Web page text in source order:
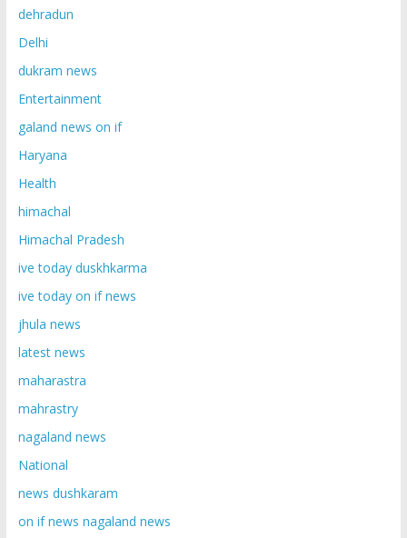
dehradun
Delhi
dukram news
Entertainment
galand news on if
Haryana
Health
himachal
Himachal Pradesh
ive today duskhkarma
ive today on if news
jhula news
latest news
maharastra
mahrastry
nagaland news
National
news dushkaram
on if news nagaland news